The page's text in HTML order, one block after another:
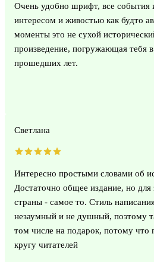
Очень удобно шрифт, все события
интересом и живостью как будто
моменты это не сухой
произведение, погружающая тебя
прошедших лет.
Светлана
Интересно простыми словами об
Достаточно общее издание, но для
страны - самое то. Стиль
незаумный и не душный, поэтому
том числе на подарок, потому
кругу читателей